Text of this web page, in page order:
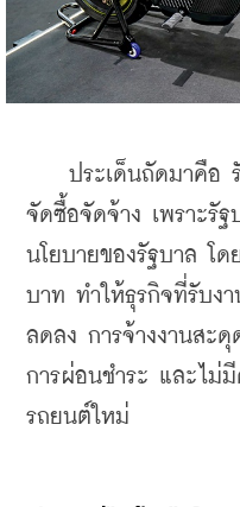
ประเด็นถัดมาคือ รั
จัดซื้อจัดจ้าง เพราะรั
นโยบายของรัฐบาล โด
บาท ทำให้ธุรกิจที่รับงา
ลดลง การจ้างงานสะ
การผ่อนชำระ และไม่
รถยนต์ใหม่